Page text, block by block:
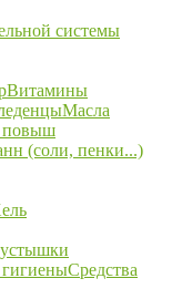
системы
Витамины
Масла
повыш
(соли, пенки...)
гигиеныСредства